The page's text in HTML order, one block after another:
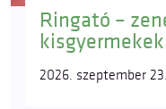
Ringató –
2026. szeptember